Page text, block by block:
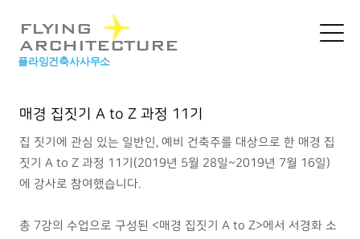
FLYING
ARCHITECTURE
플라잉건축사사무소
매경 집짓기 A to Z 과정 11기
집 짓기에 관심 있는 일반인, 예비 건축주를 대상으로 한 매경 집
짓기 A to Z 과정 11기(2019년 5월 28일~2019년 7월 16일)
에 강사로 참여했습니다.
총 7강의 수업으로 구성된 <매경 집짓기 A to Z>에서 서경화 소